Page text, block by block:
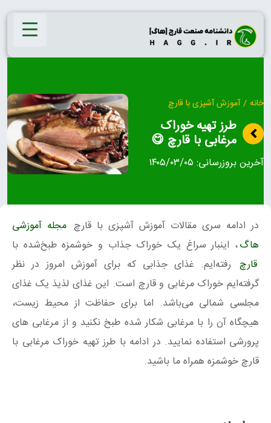
Skip
content
خانه / آموزش آشپزی با قارچ
طرز تهیه خوراک
مرغابی با قارچ 😋
آخرین بروزرسانی: ۱۴۰۵/۰۳/۰۵
در ادامه سری مقالات آموزش آشپزی با قارچ مجله آموزشی
هاگ، اینبار سراغ یک خوراک جذاب و خوشمزه طبخ‌شده با
قارچ رفته‌ایم. غذای جذابی که برای آموزش امروز در نظر
گرفته‌ایم خوراک مرغابی و قارچ است. این غذای لذیذ یک غذای
مجلسی شمالی می‌باشد. اما برای حفاظت از محیط زیست،
هیچگاه آن را با مرغابی شکار شده طبخ نکنید و از مرغابی های
پرورشی استفاده نمایید. در ادامه با طرز تهیه خوراک مرغابی با
قارچ خوشمزه همراه ما باشید.